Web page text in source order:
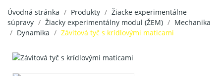
Úvodná stránka Produkty
Žiacke experimentálne
súpravy
Žiacky experimentálny modul (ŽEM)
Mechanika
Dynamika
Závitová tyč s krídlovými maticami